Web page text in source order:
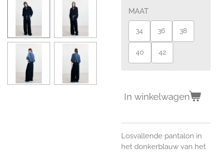
MAAT
34 36 38
40 42
In winkelwagen
Losvallende pantalon in
het donkerblauw van het